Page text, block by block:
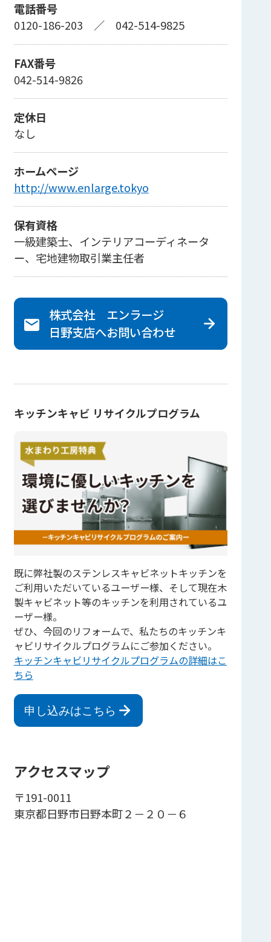
電話番号
0120-186-203 ／ 042-514-9825
FAX番号
042-514-9826
定休日
なし
ホームページ
http://www.enlarge.tokyo
保有資格
一級建築士、インテリアコーディネータ
ー、宅地建物取引業主任者
株式会社 エンラージ
日野支店へお問い合わせ
キッチンキャビ リサイクルプログラム
既に弊社製のステンレスキャビネットキッチンを
ご利用いただいているユーザー様、そして現在木
製キャビネット等のキッチンを利用されているユ
ーザー様。
ぜひ、今回のリフォームで、私たちのキッチンキ
ャビリサイクルプログラムにご参加ください。
キッチンキャビリサイクルプログラムの詳細はこ
ちら
申し込みはこちら
アクセスマップ
〒191-0011
東京都日野市日野本町２－２０－６